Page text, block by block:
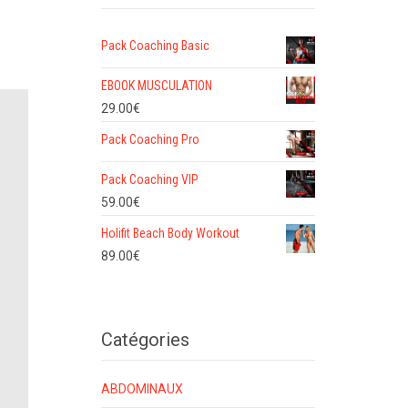
Pack Coaching Basic
EBOOK MUSCULATION
29.00€
Pack Coaching Pro
Pack Coaching VIP
59.00€
Holifit Beach Body Workout
89.00€
Catégories
ABDOMINAUX